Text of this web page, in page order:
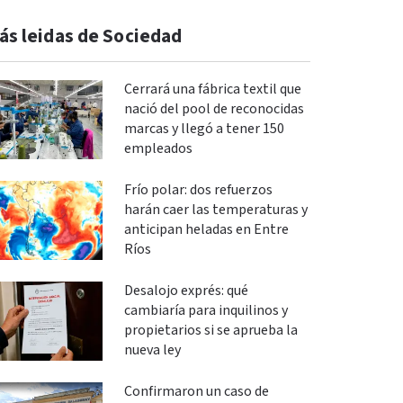
leidas de Sociedad
Cerrará una fábrica textil que
nació del pool de reconocidas
marcas y llegó a tener 150
empleados
Frío polar: dos refuerzos
harán caer las temperaturas y
anticipan heladas en Entre
Ríos
Desalojo exprés: qué
cambiaría para inquilinos y
propietarios si se aprueba la
nueva ley
Confirmaron un caso de